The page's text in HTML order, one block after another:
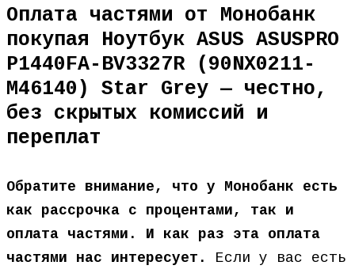
Оплата частями от Монобанк
покупая Ноутбук ASUS ASUSPRO
P1440FA-BV3327R (90NX0211-
M46140) Star Grey — честно,
без скрытых комиссий и
переплат
Обратите внимание, что у Монобанк есть
как рассрочка с процентами, так и
оплата частями. И как раз эта оплата
частями нас интересует.
Если у вас есть